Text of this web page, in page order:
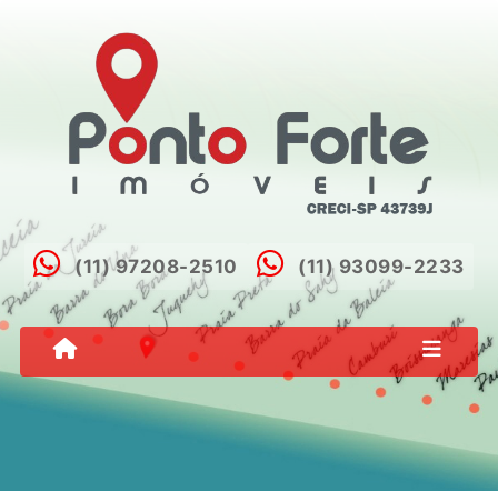
(11) 97208-2510 (11) 93099-2233